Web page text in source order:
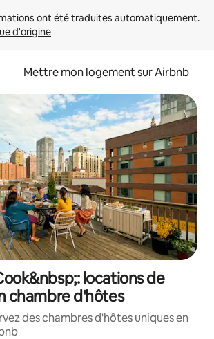
d'origine
Mettre mon logement sur Airbnb
locations de
chambre d'hôtes
des chambres d'hôtes uniques en